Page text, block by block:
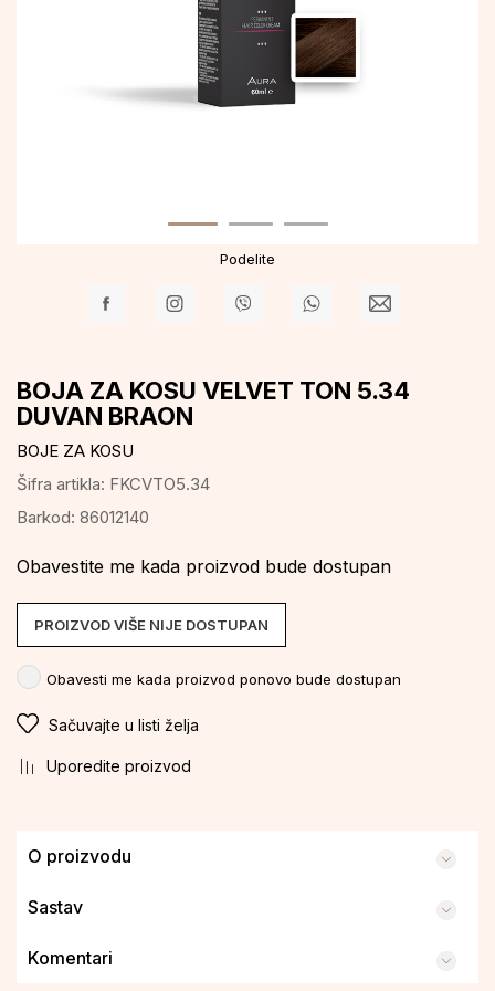
Podelite
BOJA ZA KOSU VELVET TON 5.34
DUVAN BRAON
BOJE ZA KOSU
Šifra artikla: FKCVTO5.34
Barkod: 86012140
Obavestite me kada proizvod bude dostupan
PROIZVOD VIŠE NIJE DOSTUPAN
Obavesti me kada proizvod ponovo bude dostupan
Sačuvajte u listi želja
Uporedite proizvod
O proizvodu
Sastav
Komentari